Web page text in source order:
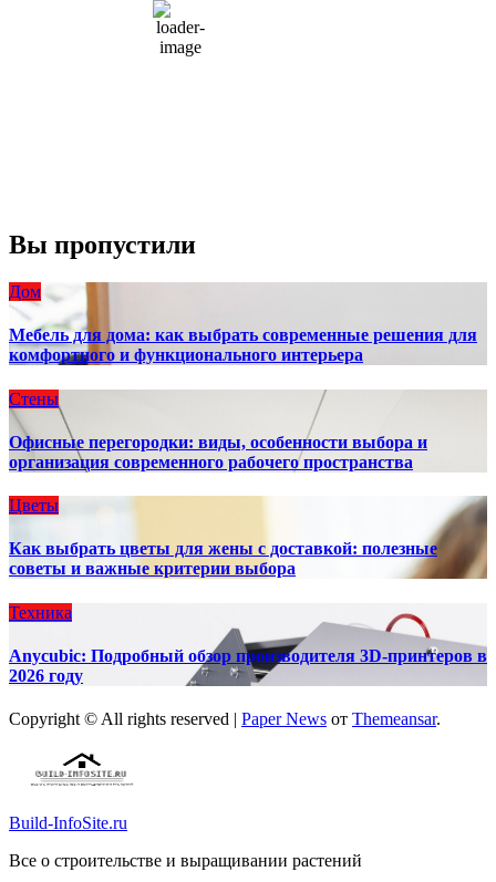
66 %
1004 мб
10 mph
Вы пропустили
Дом
Мебель для дома: как выбрать современные решения для
комфортного и функционального интерьера
Стены
Офисные перегородки: виды, особенности выбора и
организация современного рабочего пространства
Цветы
Как выбрать цветы для жены с доставкой: полезные
советы и важные критерии выбора
Техника
Anycubic: Подробный обзор производителя 3D-принтеров в
2026 году
Copyright © All rights reserved | Paper News от Themeansar.
Build-InfoSite.ru
Все о строительстве и выращивании растений